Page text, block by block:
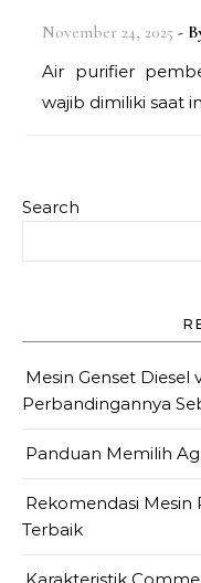
November 24, 2025 -
Air purifier pembersih udara jadi barang yang
wajib dimiliki saat
Search
Mesin Genset Diesel
Perbandingannya
Panduan Memilih
Rekomendasi
Terbaik